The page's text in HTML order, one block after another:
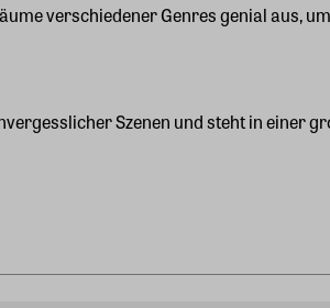
verschiedener Genres genial aus,
Szenen und steht in einer